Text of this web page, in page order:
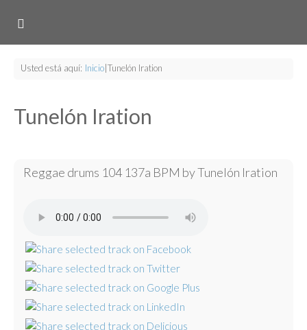
Usted está aquí: Inicio Tunelón Iration
Tunelón Iration
Reggae drums 104 137a BPM by Tunelón Iration